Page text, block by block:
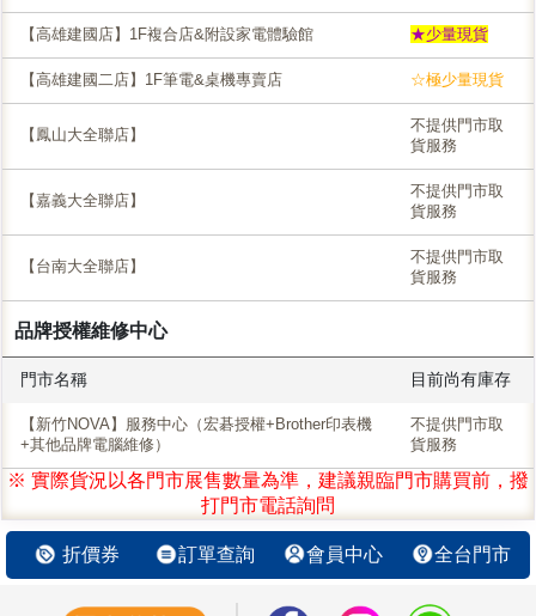
【高雄建國店】1F複合店&附設家電體驗館 ★少量現貨
【高雄建國二店】1F筆電&桌機專賣店 ☆極少量現貨
【鳳山大全聯店】
不提供門市取
貨服務
【嘉義大全聯店】
不提供門市取
貨服務
【台南大全聯店】
不提供門市取
貨服務
品牌授權維修中心
門市名稱 目前尚有庫存
【新竹NOVA】服務中心（宏碁授權+Brother印表機
+其他品牌電腦維修）
不提供門市取
貨服務
※ 實際貨況以各門市展售數量為準，建議親臨門市購買前，撥
打門市電話詢問
折價券 訂單查詢 會員中心 全台門市